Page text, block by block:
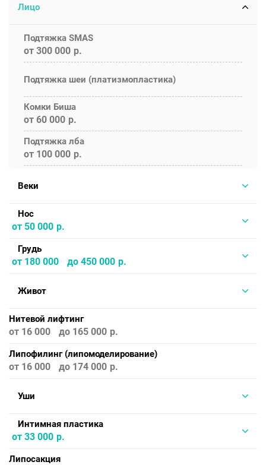
Лицо
Подтяжка SMAS
от 300 000
Подтяжка шеи (платизмопластика)
Комки Биша
от 60 000
Подтяжка лба
от 100 000
Веки
Нос
от 50 000
Грудь
от 180 000 до 450 000
Живот
Нитевой лифтинг
от 16 000 до 165 000
Липофилинг (липомоделирование)
от 16 000 до 174 000
Уши
Интимная пластика
от 33 000
Липосакция